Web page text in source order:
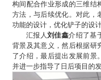
构间配合作业形成的三维结
方法，与后续优化。对此，
功能的设计，优化铲子的设计
汇报人刘佳鑫介绍了基
背景及其意义，然后根据研
了介绍，最后提出发展前景
并进一步指导了日后项目的发